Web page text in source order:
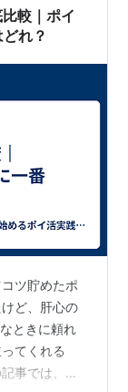
事
:::l
）」の登場人
ップ」という
作られるよ
る」AAだっ
でモッピーと
較｜ポイ
れ？
ツ貯めたポ
ど、肝心の
ときに頼れ
てくれる
事では、退